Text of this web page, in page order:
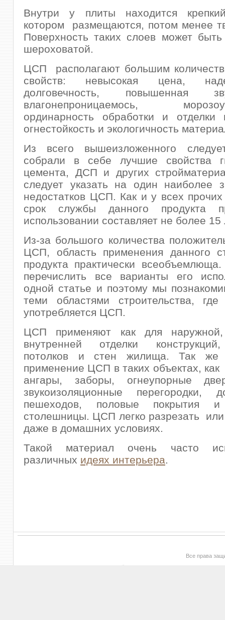
Внутри у плиты находится
котором размещаются, потом менее
Поверхность таких слоев может
шероховатой.
ЦСП располагают большим
свойств: невысокая цена,
долговечность, повышенная
влагонепроницаемось,
ординарность обработки и отделки
огнестойкость и экологичность
Из всего вышеизложенного
собрали в себе лучшие свойства
цемента, ДСП и других
следует указать на один наиболее
недостатков ЦСП. Как и у всех
срок службы данного продукта
использовании составляет не более 15
Из-за большого количества
ЦСП, область применения данного
продукта практически
перечислить все варианты его
одной статье и поэтому мы
теми областями строительства,
употребляется ЦСП.
ЦСП применяют как для
внутренней отделки
потолков и стен жилища. Так же
применение ЦСП в таких объектах,
ангары, заборы, огнеупорные
звукоизоляционные перегородки,
пешеходов, половые покрытия и
столешницы. ЦСП легко разрезать или
даже в домашних условиях.
Такой материал очень часто
различных идеях интерьера.
Все права